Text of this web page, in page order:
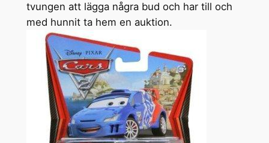
tvungen att lägga några bud och har till och
med hunnit ta hem en auktion.